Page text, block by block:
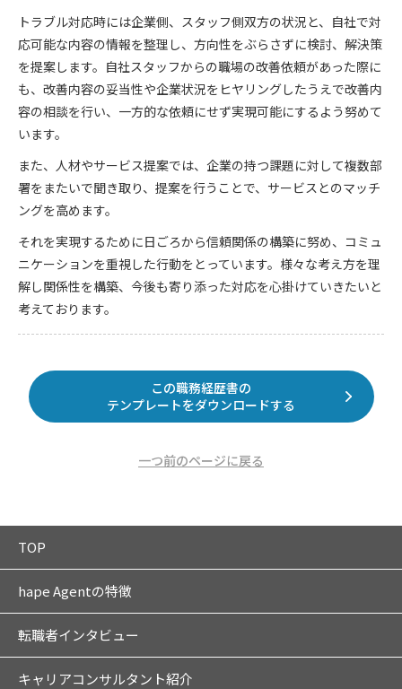
トラブル対応時には企業側、スタッフ側双方の状況と、自社で対
応可能な内容の情報を整理し、方向性をぶらさずに検討、解決策
を提案します。自社スタッフからの職場の改善依頼があった際に
も、改善内容の妥当性や企業状況をヒヤリングしたうえで改善内
容の相談を行い、一方的な依頼にせず実現可能にするよう努めて
います。
また、人材やサービス提案では、企業の持つ課題に対して複数部
署をまたいで聞き取り、提案を行うことで、サービスとのマッチ
ングを高めます。
それを実現するために日ごろから信頼関係の構築に努め、コミュ
ニケーションを重視した行動をとっています。様々な考え方を理
解し関係性を構築、今後も寄り添った対応を心掛けていきたいと
考えております。
この職務経歴書の
テンプレートをダウンロードする
一つ前のページに戻る
TOP
hape Agentの特徴
転職者インタビュー
キャリアコンサルタント紹介